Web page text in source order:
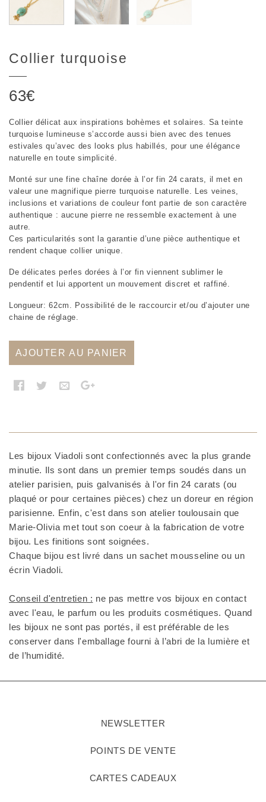
Collier turquoise
63€
Collier délicat aux inspirations bohèmes et solaires. Sa teinte
turquoise lumineuse s’accorde aussi bien avec des tenues
estivales qu’avec des looks plus habillés, pour une élégance
naturelle en toute simplicité.
Monté sur une fine chaîne dorée à l’or fin 24 carats, il met en
valeur une magnifique pierre turquoise naturelle. Les veines,
inclusions et variations de couleur font partie de son caractère
authentique : aucune pierre ne ressemble exactement à une
autre.
Ces particularités sont la garantie d’une pièce authentique et
rendent chaque collier unique.
De délicates perles dorées à l’or fin viennent sublimer le
pendentif et lui apportent un mouvement discret et raffiné.
Longueur: 62cm. Possibilité de le raccourcir et/ou d’ajouter une
chaine de réglage.
AJOUTER AU PANIER
Les bijoux Viadoli sont confectionnés avec la plus grande
minutie. Ils sont dans un premier temps soudés dans un
atelier parisien, puis galvanisés à l'or fin 24 carats (ou
plaqué or pour certaines pièces) chez un doreur en région
parisienne. Enfin, c'est dans son atelier toulousain que
Marie-Olivia met tout son coeur à la fabrication de votre
bijou. Les finitions sont soignées.
Chaque bijou est livré dans un sachet mousseline ou un
écrin Viadoli.
Conseil d'entretien : ne pas mettre vos bijoux en contact
avec l'eau, le parfum ou les produits cosmétiques. Quand
les bijoux ne sont pas portés, il est préférable de les
conserver dans l'emballage fourni à l’abri de la lumière et
de l’humidité.
NEWSLETTER
POINTS DE VENTE
CARTES CADEAUX